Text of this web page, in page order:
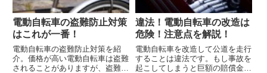
電動自転車の盗難防止対策
はこれが一番！
電動自転車の盗難防止対策を紹
介。価格が高い電動自転車は盗難
されることがありますが、盗難さ
違法！電動自転車の改造は
危険！注意点を解説！
電動自転車を改造して公道を走行
することは違法です。もし事故を
起こしてしまうと巨額の賠償金が